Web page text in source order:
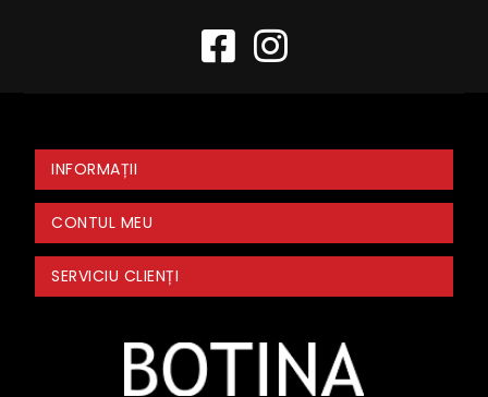
INFORMAȚII
CONTUL MEU
SERVICIU CLIENȚI